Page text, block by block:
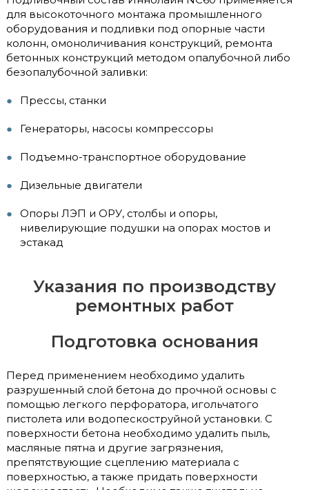
для высокоточного монтажа промышленного
оборудования и подливки под опорные части
колонн, омоноличивания конструкций, ремонта
бетонных конструкций методом опалубочной либо
безопалубочной заливки:
Прессы, станки
Генераторы, насосы компрессоры
Подъемно-транспортное оборудование
Дизельные двигатели
Опоры ЛЭП и ОРУ, столбы и опоры,
нивелирующие подушки на опорах мостов и
эстакад
Указания по производству
ремонтных работ
Подготовка основания
Перед применением необходимо удалить
разрушенный слой бетона до прочной основы с
помощью легкого перфоратора, игольчатого
пистолета или водопескоструйной установки. С
поверхности бетона необходимо удалить пыль,
масляные пятна и другие загрязнения,
препятствующие сцеплению материала с
поверхностью, а также придать поверхности